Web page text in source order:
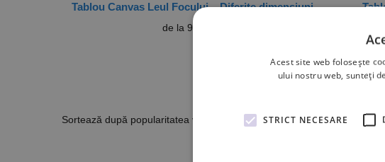
Tablou Canvas Leul Focului – Diferite dimensiuni
de la99,90
Afișez toate cele 9
Acest site web folosește
ului nostru web, sunteți
STRICT NECESARE